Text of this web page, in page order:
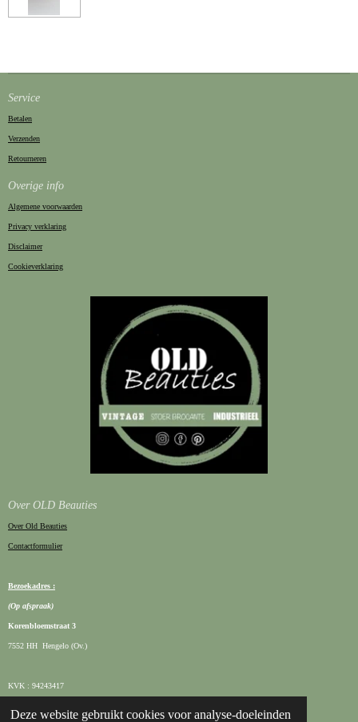
Deze website gebruikt cookies voor analyse-doeleinden
Service
Betalen
Verzenden
Retourneren
Overige info
Algemene voorwaarden
Privacy verklaring
Disclaimer
Cookieverklaring
Over OLD Beauties
Over Old Beauties
Contactformulier
Bezoekadres :
(Op afspraak)
Korenbloemstraat 3
7552 HH Hengelo (Ov.)
KVK : 94243417